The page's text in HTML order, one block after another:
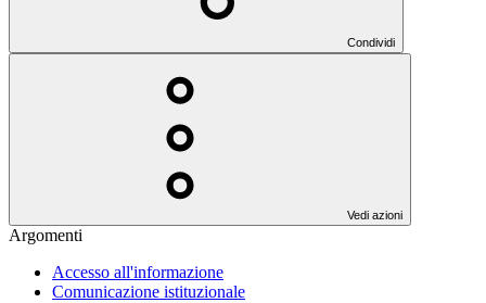
Condividi
Vedi azioni
Argomenti
Accesso all'informazione
Comunicazione istituzionale